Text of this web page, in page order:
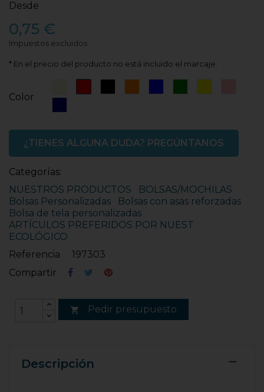
Desde
0,75 €
Impuestos excluidos
* En el precio del producto no está incluido el marcaje.
Color
Marino
¿TIENES ALGUNA DUDA? PREGÚNTANOS
Categorías:
NUESTROS PRODUCTOS
BOLSAS/MOCHILAS
Bolsas Personalizadas
Bolsas con asas reforzadas
Bolsa de tela personalizadas
ARTÍCULOS PREFERIDOS POR NUEST
ECOLÓGICO
Referencia
197303
Compartir
 Pedir presupuesto
Descripción